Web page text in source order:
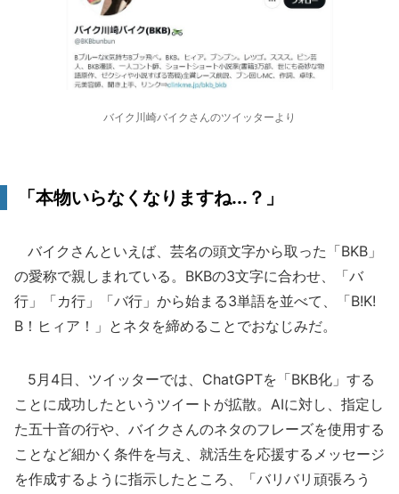
バイク川崎バイクさんのツイッターより
「本物いらなくなりますね...？」
バイクさんといえば、芸名の頭文字から取った「BKB」
の愛称で親しまれている。BKBの3文字に合わせ、「バ
行」「カ行」「バ行」から始まる3単語を並べて、「B!K!
B！ヒィア！」とネタを締めることでおなじみだ。
5月4日、ツイッターでは、ChatGPTを「BKB化」する
ことに成功したというツイートが拡散。AIに対し、指定し
た五十音の行や、バイクさんのネタのフレーズを使用する
ことなど細かく条件を与え、就活生を応援するメッセージ
を作成するように指示したところ、「バリバリ頑張ろう